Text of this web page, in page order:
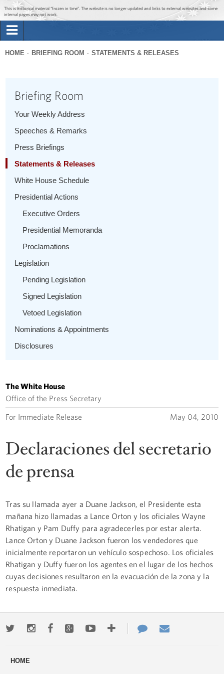
Jump to main content
Jump to navigation
This is historical material “frozen in time”. The website is no longer updated and links to external websites and some
internal pages may not work.
Briefing Room
1600 Penn
here
HOME BRIEFING ROOM STATEMENTS & RELEASES
Briefing Room
Your Weekly Address
Speeches & Remarks
Press Briefings
Statements & Releases
White House Schedule
Presidential Actions
Executive Orders
Presidential Memoranda
Proclamations
Legislation
Pending Legislation
Signed Legislation
Vetoed Legislation
Nominations & Appointments
Disclosures
The White House
Office of the Press Secretary
For Immediate Release May 04, 2010
Declaraciones del secretario
de prensa
Tras su llamada ayer a Duane Jackson, el Presidente esta
mañana hizo llamadas a Lance Orton y los oficiales Wayne
Rhatigan y Pam Duffy para agradecerles por estar alerta.
Lance Orton y Duane Jackson fueron los vendedores que
inicialmente reportaron un vehículo sospechoso. Los oficiales
Rhatigan y Duffy fueron los agentes en el lugar de los hechos
cuyas decisiones resultaron en la evacuación de la zona y la
respuesta inmediata.
TwitterInstagramFacebookGoogle+YoutubeMore
ways
Contact
Us
HOME